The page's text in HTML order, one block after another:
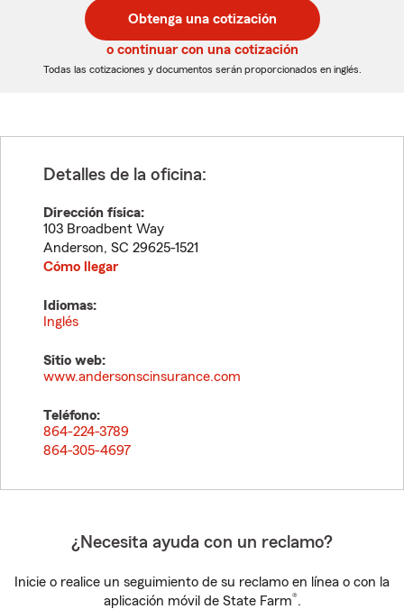
de
5
dígitos
de
5
dígitos
Obtenga una cotización
o continuar con una cotización
Todas las cotizaciones y documentos serán proporcionados en inglés.
Detalles de la oficina:
Dirección física:
103 Broadbent Way
Anderson, SC 29625-1521
Cómo llegar
Idiomas:
Inglés
Sitio web:
www.andersonscinsurance.com
Teléfono:
864-224-3789
864-305-4697
¿Necesita ayuda con un reclamo?
Inicie o realice un seguimiento de su reclamo en línea o con la
aplicación móvil de State Farm®.